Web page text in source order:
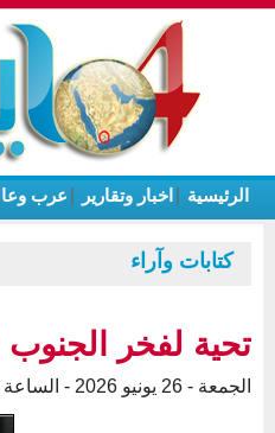
الرئيسية اخبار وتقارير عرب
كتابات وآراء
تحية لفخر
الجمعة - 26 يونيو 2026 - الساعة 08:22 م